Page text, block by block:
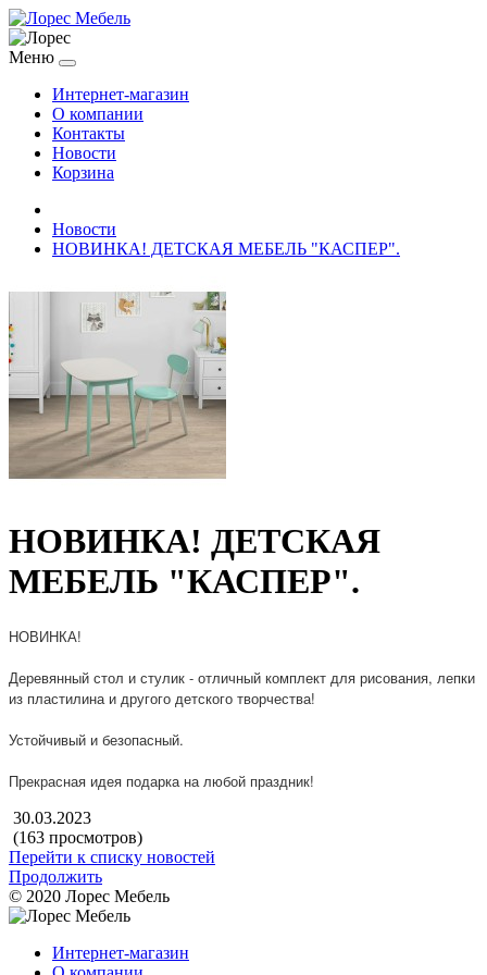
Меню
Интернет-магазин
О компании
Контакты
Новости
Корзина
Новости
НОВИНКА! ДЕТСКАЯ МЕБЕЛЬ "КАСПЕР".
НОВИНКА! ДЕТСКАЯ
МЕБЕЛЬ "КАСПЕР".
НОВИНКА!
Деревянный стол и стулик - отличный комплект для рисования, лепки
из пластилина и другого детского творчества!
Устойчивый и безопасный.
Прекрасная идея подарка на любой праздник!
30.03.2023
(163 просмотров)
Перейти к списку новостей
Продолжить
© 2020 Лорес Мебель
Интернет-магазин